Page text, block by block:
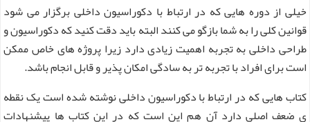
خیلی از دوره هایی که در ارتباط با دکوراسیون داخلی برگزار می شود
قوانین کلی را به شما بازگو می کنند البته باید دقت کنید که دکوراسیون و
طراحی داخلی به تجربه اهمیت زیادی دارد زیرا پروژه های خاص ممکن
است برای افراد با تجربه تر به سادگی امکان پذیر و قابل انجام باشد.
کتاب هایی که در ارتباط با دکوراسیون داخلی نوشته شده است یک نقطه
ی ضعف اصلی دارد آن هم این است که در این کتاب ها پیشنهادات